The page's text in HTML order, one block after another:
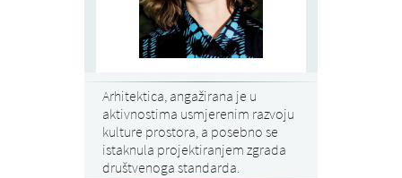
Arhitektica, angažirana je u
aktivnostima usmjerenim razvoju
kulture prostora, a posebno se
istaknula projektiranjem zgrada
društvenoga standarda.